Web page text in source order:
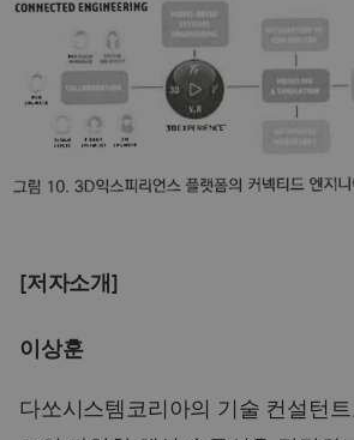
[저자소개]
이상훈
다쏘시스템코리아의 기술 컨설턴트